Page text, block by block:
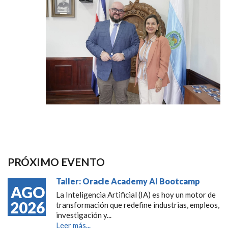
PRÓXIMO EVENTO
AGO
2026
Taller: Oracle Academy AI Bootcamp
La Inteligencia Artificial (IA) es hoy un motor de
transformación que redefine industrias, empleos,
investigación y...
Leer más...